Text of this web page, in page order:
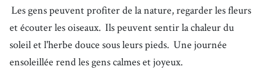
Les gens peuvent profiter de la nature, regarder les fleurs
et écouter les oiseaux. Ils peuvent sentir la chaleur du
soleil et l'herbe douce sous leurs pieds. Une journée
ensoleillée rend les gens calmes et joyeux.